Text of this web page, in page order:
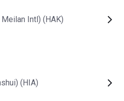
Intl) (HAK)
(HIA)